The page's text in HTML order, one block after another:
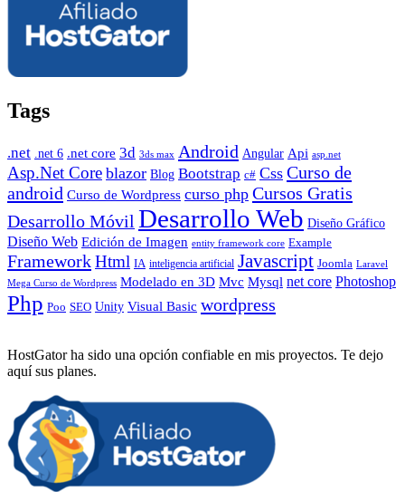
Tags
.net .net 6 .net core 3d 3ds max Android Angular Api asp.net
Asp.Net Core blazor Blog Bootstrap c# Css Curso de
android Curso de Wordpress curso php Cursos Gratis
Desarrollo Móvil Desarrollo Web Diseño Gráfico
Diseño Web Edición de Imagen entity framework core Example
FrameworkHtml IA inteligencia artificial Javascript Joomla Laravel
Mega Curso de Wordpress Modelado en 3D Mvc Mysql net core Photoshop
Php Poo SEO Unity Visual Basic wordpress
HostGator ha sido una opción confiable en mis proyectos. Te dejo
aquí sus planes.